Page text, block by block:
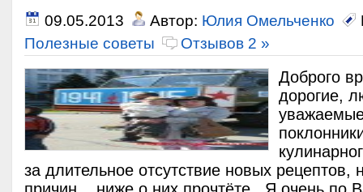
09.05.2013 Автор: Юлия Омельченко
Полезные советы
Отзывов 2 »
Доброго
дорогие,
за длительное отсутствие новых рецептов,